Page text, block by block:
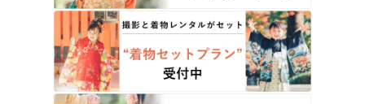
に。きっと「こんな写真を撮ってほしかった！」と思える一枚に
出会えます。まずは、ラブグラフの撮影事例をご覧ください。